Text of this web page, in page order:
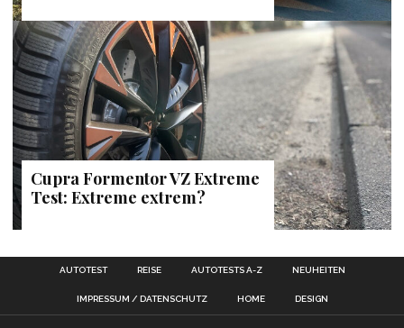
Cupra Formentor VZ Extreme
Test: Extreme extrem?
AUTOTEST REISE AUTOTESTS A-Z NEUHEITEN
IMPRESSUM / DATENSCHUTZ HOME DESIGN